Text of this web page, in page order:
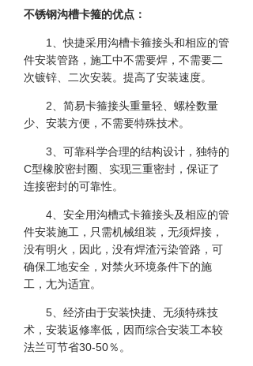
不锈钢沟槽卡箍的优点：
1、快捷采用沟槽卡箍接头和相应的管
件安装管路，施工中不需要焊，不需要二
次镀锌、二次安装。提高了安装速度。
2、简易卡箍接头重量轻、螺栓数量
少、安装方便，不需要特殊技术。
3、可靠科学合理的结构设计，独特的
C型橡胶密封圈、实现三重密封，保证了
连接密封的可靠性。
4、安全用沟槽式卡箍接头及相应的管
件安装施工，只需机械组装，无须焊接，
没有明火，因此，没有焊渣污染管路，可
确保工地安全，对禁火环境条件下的施
工，尢为适宜。
5、经济由于安装快捷、无须特殊技
术，安装返修率低，因而综合安装工本较
法兰可节省30-50％。